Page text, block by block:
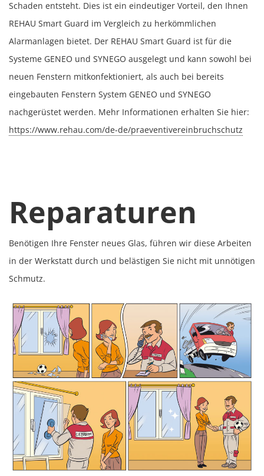
Schaden entsteht. Dies ist ein eindeutiger Vorteil, den Ihnen
REHAU Smart Guard im Vergleich zu herkömmlichen
Alarmanlagen bietet. Der REHAU Smart Guard ist für die
Systeme GENEO und SYNEGO ausgelegt und kann sowohl bei
neuen Fenstern mitkonfektioniert, als auch bei bereits
eingebauten Fenstern System GENEO und SYNEGO
nachgerüstet werden. Mehr Informationen erhalten Sie hier:
https://www.rehau.com/de-de/praeventivereinbruchschutz
Reparaturen
Benötigen Ihre Fenster neues Glas, führen wir diese Arbeiten
in der Werkstatt durch und belästigen Sie nicht mit unnötigen
Schmutz.